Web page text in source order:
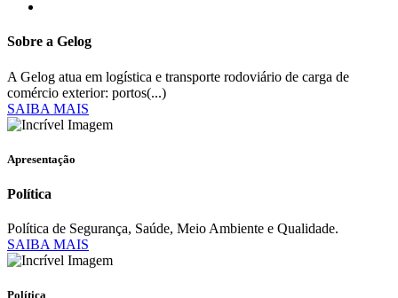
Sobre a Gelog
A Gelog atua em logística e transporte rodoviário de carga de
comércio exterior: portos(...)
SAIBA MAIS
Apresentação
Política
Política de Segurança, Saúde, Meio Ambiente e Qualidade.
SAIBA MAIS
Política